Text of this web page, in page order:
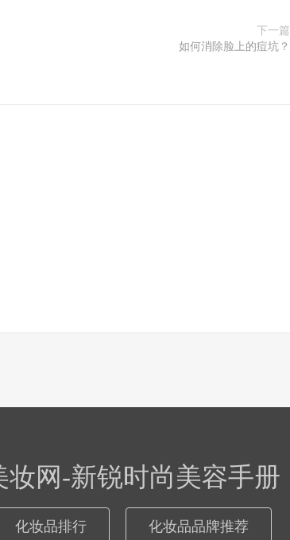
下一篇
如何消除脸上的痘坑？
妆网-新锐时尚美容手册
化妆品排行 化妆品品牌推荐